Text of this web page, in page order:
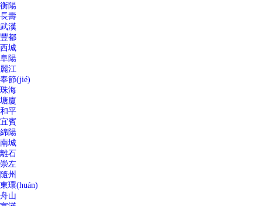
衡陽
長壽
武漢
豐都
西城
阜陽
麗江
奉節(jié)
珠海
塘廈
和平
宜賓
綿陽
南城
離石
崇左
隨州
東環(huán)
舟山